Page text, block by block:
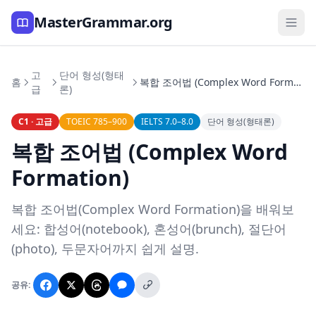
MasterGrammar.org
홈
고
급
단어 형성(형태
론)
복합 조어법 (Complex Word Formation)
C1 · 고급 TOEIC 785–900 IELTS 7.0–8.0 단어 형성(형태론)
복합 조어법 (Complex Word
Formation)
복합 조어법(Complex Word Formation)을 배워보
세요: 합성어(notebook), 혼성어(brunch), 절단어
(photo), 두문자어까지 쉽게 설명.
공유: